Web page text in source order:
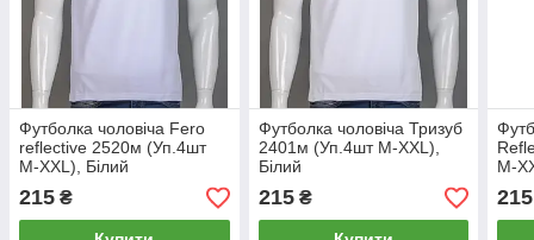
Футболка чоловіча Fero
reflective 2520м (Уп.4шт
M-XXL), Білий
215 ₴
Футболка чоловіча Тризуб
2401м (Уп.4шт M-XXL),
Білий
215₴
M-
215